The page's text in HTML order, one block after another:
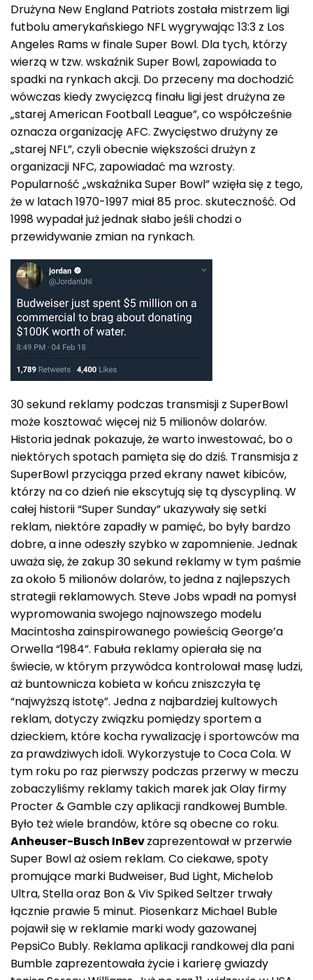
Drużyna New England Patriots została mistrzem ligi
futbolu amerykańskiego NFL wygrywając 13:3 z Los
Angeles Rams w finale Super Bowl. Dla tych, którzy
wierzą w tzw. wskaźnik Super Bowl, zapowiada to
spadki na rynkach akcji. Do przeceny ma dochodzić
wówczas kiedy zwycięzcą finału ligi jest drużyna ze
„starej American Football League”, co współcześnie
oznacza organizację AFC. Zwycięstwo drużyny ze
„starej NFL”, czyli obecnie większości drużyn z
organizacji NFC, zapowiadać ma wzrosty.
Popularność „wskaźnika Super Bowl” wzięła się z tego,
że w latach 1970-1997 miał 85 proc. skuteczność. Od
1998 wypadał już jednak słabo jeśli chodzi o
przewidywanie zmian na rynkach.
30 sekund reklamy podczas transmisji z SuperBowl
może kosztować więcej niż 5 milionów dolarów.
Historia jednak pokazuje, że warto inwestować, bo o
niektórych spotach pamięta się do dziś. Transmisja z
SuperBowl przyciąga przed ekrany nawet kibiców,
którzy na co dzień nie ekscytują się tą dyscypliną. W
całej historii “Super Sunday” ukazywały się setki
reklam, niektóre zapadły w pamięć, bo były bardzo
dobre, a inne odeszły szybko w zapomnienie. Jednak
uważa się, że zakup 30 sekund reklamy w tym paśmie
za około 5 milionów dolarów, to jedna z najlepszych
strategii reklamowych. Steve Jobs wpadł na pomysł
wypromowania swojego najnowszego modelu
Macintosha zainspirowanego powieścią George’a
Orwella “1984”. Fabuła reklamy opierała się na
świecie, w którym przywódca kontrolował masę ludzi,
aż buntownicza kobieta w końcu zniszczyła tę
“najwyższą istotę”. Jedna z najbardziej kultowych
reklam, dotyczy związku pomiędzy sportem a
dzieckiem, które kocha rywalizację i sportowców ma
za prawdziwych idoli. Wykorzystuje to Coca Cola. W
tym roku po raz pierwszy podczas przerwy w meczu
zobaczyliśmy reklamy takich marek jak Olay firmy
Procter & Gamble czy aplikacji randkowej Bumble.
Było też wiele brandów, które są obecne co roku.
Anheuser-Busch InBevzaprezentował w przerwie
Super Bowl aż osiem reklam. Co ciekawe, spoty
promujące marki Budweiser, Bud Light, Michelob
Ultra, Stella oraz Bon & Viv Spiked Seltzer trwały
łącznie prawie 5 minut. Piosenkarz Michael Buble
pojawił się w reklamie marki wody gazowanej
PepsiCo Bubly. Reklama aplikacji randkowej dla pani
Bumble zaprezentowała życie i karierę gwiazdy